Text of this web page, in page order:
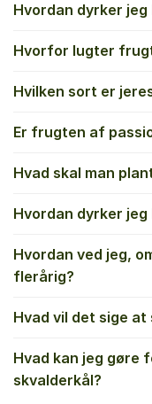
Hvordan dyrker
Hvorfor lugter
Hvilken sort er
Er frugten af
Hvad skal man
Hvordan dyrker jeg
Hvordan ved jeg,
flerårig?
Hvad vil det sige
Hvad kan jeg gøre
skvalderkål?